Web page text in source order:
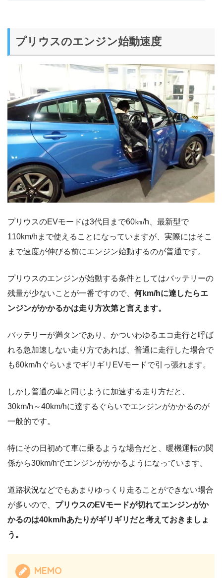
プリウスのエンジン始動速度
プリウスのEVモードは3代目まで60㎞/h、最新型で
110km/hまで使えることになっていますが、実際にはそこ
まで速度が伸びる前にエンジン始動するのが普通です。
プリウスのエンジンが始動する条件としてはバッテリーの
残量が少ないことが一番ですので、 何km/hに達したらエ
ンジンがかかるかは走り方次第と言えます。
バッテリーが満タンであり、かついわゆるエコ走行と呼ば
れる急加速しない走り方であれば、普通に走行した場合で
も60km/hぐらいまでギリギリEVモードで引っ張れます。
しかし普通の車と同じように加速する走り方だと、
30km/h～40km/hに達するぐらいでエンジンがかかるのが
一般的です。
特にその日初めて車に乗るような場合だと、暖機運転の関
係から30km/hでエンジンがかかるようになっています。
道路状況などでもあまりゆっくり走ることができない場合
が多いので、 プリウスのEVモードが切れてエンジンがか
かるのは40km/hあたりがギリギリだと考えておきましょ
う。
MEMO